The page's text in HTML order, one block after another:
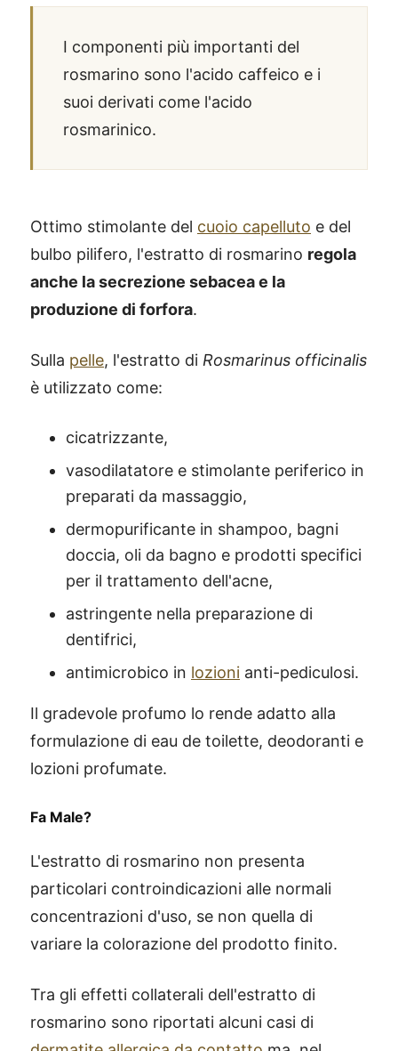
I componenti più importanti del
rosmarino sono l'acido caffeico e i
suoi derivati come l'acido
rosmarinico.
Ottimo stimolante del cuoio capelluto e del
bulbo pilifero, l'estratto di rosmarino regola
anche la secrezione sebacea e la
produzione di forfora.
Sulla pelle, l'estratto di Rosmarinus officinalis
è utilizzato come:
cicatrizzante,
vasodilatatore e stimolante periferico in
preparati da massaggio,
dermopurificante in shampoo, bagni
doccia, oli da bagno e prodotti specifici
per il trattamento dell'acne,
astringente nella preparazione di
dentifrici,
antimicrobico in lozioni anti-pediculosi.
Il gradevole profumo lo rende adatto alla
formulazione di eau de toilette, deodoranti e
lozioni profumate.
Fa Male?
L'estratto di rosmarino non presenta
particolari controindicazioni alle normali
concentrazioni d'uso, se non quella di
variare la colorazione del prodotto finito.
Tra gli effetti collaterali dell'estratto di
rosmarino sono riportati alcuni casi di